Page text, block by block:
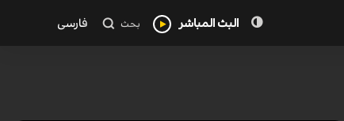
البث المباشر بحث فارسی